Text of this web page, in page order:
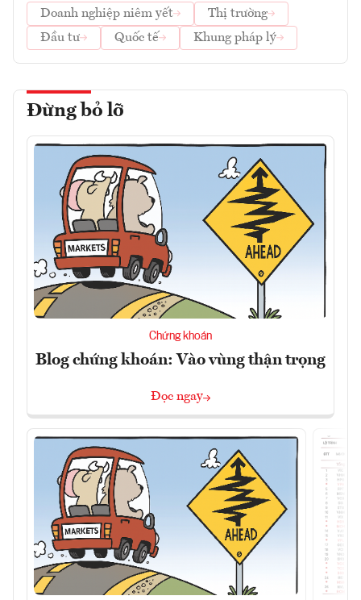
Doanh nghiệp niêm yết
Thị trường
Đầu tư
Quốc tế Khung pháp lý
Đừng bỏ lỡ
Chứng khoán
Blog chứng khoán: Vào vùng thận trọng
Đọc ngay